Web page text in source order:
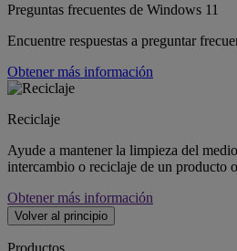
Preguntas frecuentes de Windows 11
Encuentre respuestas a preguntar
Obtener más información
Reciclaje
Ayude a mantener la limpieza del
intercambio o reciclaje de un producto
Obtener más información
Volver al principio
Productos